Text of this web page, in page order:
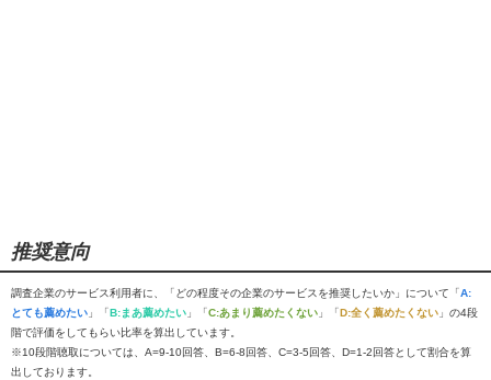
推奨意向
調査企業のサービス利用者に、「どの程度その企業のサービスを推奨したいか」について「A:
とても薦めたい 」「B:まあ薦めたい 」「C:あまり薦めたくない 」「D:全く薦めたくない 」の4段
階で評価をしてもらい比率を算出しています。
※10段階聴取については、A=9-10回答、B=6-8回答、C=3-5回答、D=1-2回答として割合を算
出しております。